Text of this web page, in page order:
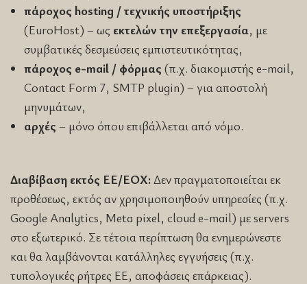
πάροχος hosting / τεχνικής υποστήριξης
(EuroHost) – ως εκτελών την επεξεργασία, με
συμβατικές δεσμεύσεις εμπιστευτικότητας,
πάροχος e-mail / φόρμας (π.χ. διακομιστής e-mail,
Contact Form 7, SMTP plugin) – για αποστολή
μηνυμάτων,
αρχές – μόνο όπου επιβάλλεται από νόμο.
Διαβίβαση εκτός ΕΕ/ΕΟΧ: Δεν πραγματοποιείται εκ
προθέσεως, εκτός αν χρησιμοποιηθούν υπηρεσίες (π.χ.
Google Analytics, Meta pixel, cloud e-mail) με servers
στο εξωτερικό. Σε τέτοια περίπτωση θα ενημερώνεστε
και θα λαμβάνονται κατάλληλες εγγυήσεις (π.χ.
τυπολογικές ρήτρες ΕΕ, αποφάσεις επάρκειας).